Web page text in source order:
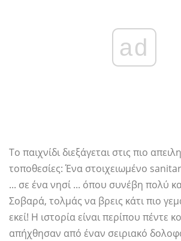
ad
Το παιχνίδι διεξάγεται στις πιο
τοποθεσίες: Ένα στοιχειωμένο
... σε ένα νησί ... όπου συνέβη πολύ
Σοβαρά, τολμάς να βρεις κάτι πιο
εκεί! Η ιστορία είναι περίπου πέντε
απήχθησαν από έναν σειριακό